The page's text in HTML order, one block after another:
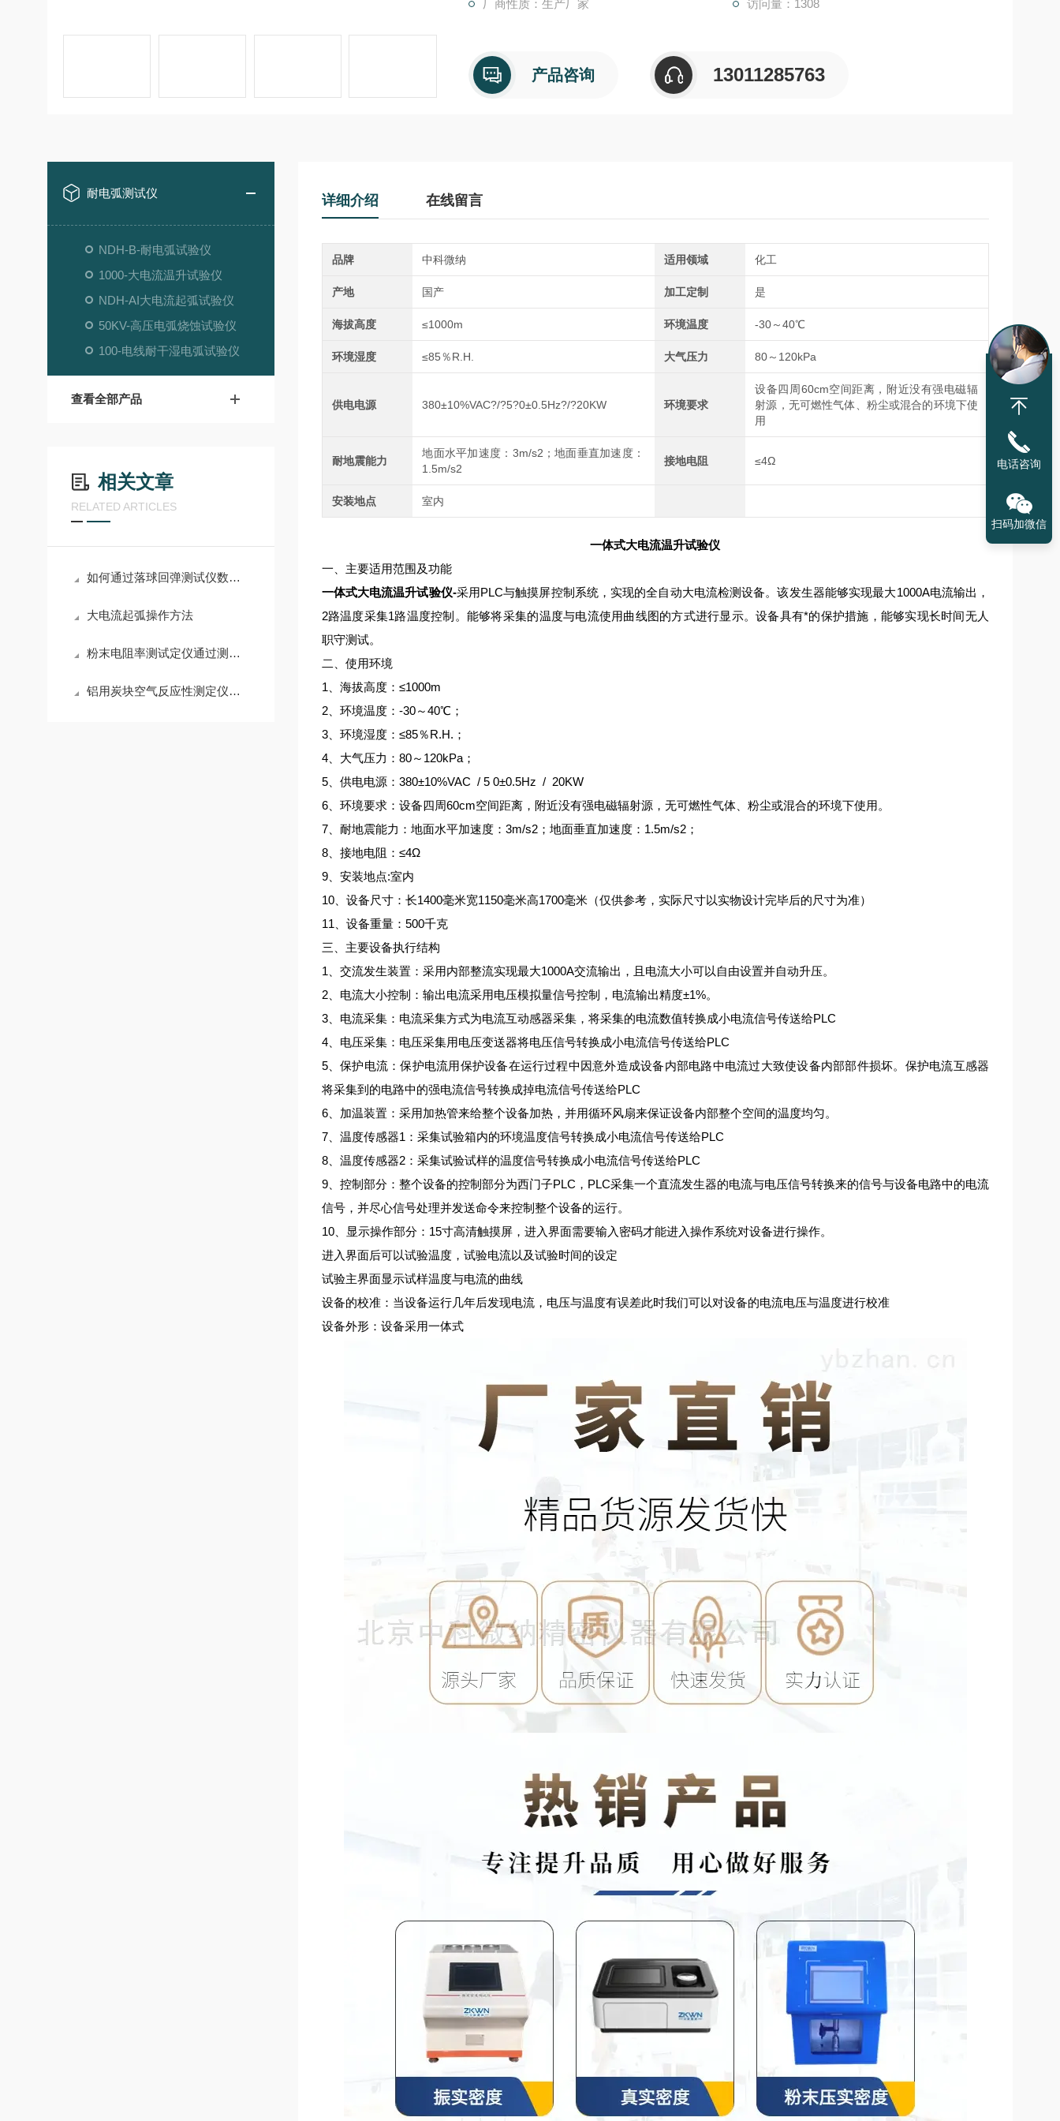
厂商性质：生产厂家 访问量：1308
产品咨询 13011285763
耐电弧测试仪
NDH-B-耐电弧试验仪
1000-大电流温升试验仪
NDH-AI大电流起弧试验仪
50KV-高压电弧烧蚀试验仪
100-电线耐干湿电弧试验仪
查看全部产品
相关文章
RELATED ARTICLES
如何通过落球回弹测试仪数据优化泡沫配方
大电流起弧操作方法
粉末电阻率测试定仪通过测量可以确定其导电性和电磁干扰特性
铝用炭块空气反应性测定仪简介
详细介绍 在线留言
品牌 中科微纳 适用领域 化工
产地 国产 加工定制 是
海拔高度 ≤1000m 环境温度 -30～40℃
环境湿度 ≤85％R.H. 大气压力 80～120kPa
供电电源 380±10%VAC?/?5?0±0.5Hz?/?20KW 环境要求
设备四周60cm空间距离，附近没有强电磁辐
射源，无可燃性气体、粉尘或混合的环境下使
用
耐地震能力
地面水平加速度：3m/s2；地面垂直加速度：
1.5m/s2
接地电阻 ≤4Ω
安装地点 室内
一体式大电流温升试验仪
一、主要适用范围及功能
一体式大电流温升试验仪-采用PLC与触摸屏控制系统，实现的全自动大电流检测设备。该发生器能够实现最大1000A电流输出，
2路温度采集1路温度控制。能够将采集的温度与电流使用曲线图的方式进行显示。设备具有*的保护措施，能够实现长时间无人
职守测试。
二、使用环境
1、海拔高度：≤1000m
2、环境温度：-30～40℃；
3、环境湿度：≤85％R.H.；
4、大气压力：80～120kPa；
5、供电电源：380±10%VAC / 5 0±0.5Hz / 20KW
6、环境要求：设备四周60cm空间距离，附近没有强电磁辐射源，无可燃性气体、粉尘或混合的环境下使用。
7、耐地震能力：地面水平加速度：3m/s2；地面垂直加速度：1.5m/s2；
8、接地电阻：≤4Ω
9、安装地点:室内
10、设备尺寸：长1400毫米宽1150毫米高1700毫米（仅供参考，实际尺寸以实物设计完毕后的尺寸为准）
11、设备重量：500千克
三、主要设备执行结构
1、交流发生装置：采用内部整流实现最大1000A交流输出，且电流大小可以自由设置并自动升压。
2、电流大小控制：输出电流采用电压模拟量信号控制，电流输出精度±1%。
3、电流采集：电流采集方式为电流互动感器采集，将采集的电流数值转换成小电流信号传送给PLC
4、电压采集：电压采集用电压变送器将电压信号转换成小电流信号传送给PLC
5、保护电流：保护电流用保护设备在运行过程中因意外造成设备内部电路中电流过大致使设备内部部件损坏。保护电流互感器
将采集到的电路中的强电流信号转换成掉电流信号传送给PLC
6、加温装置：采用加热管来给整个设备加热，并用循环风扇来保证设备内部整个空间的温度均匀。
7、温度传感器1：采集试验箱内的环境温度信号转换成小电流信号传送给PLC
8、温度传感器2：采集试验试样的温度信号转换成小电流信号传送给PLC
9、控制部分：整个设备的控制部分为西门子PLC，PLC采集一个直流发生器的电流与电压信号转换来的信号与设备电路中的电流
信号，并尽心信号处理并发送命令来控制整个设备的运行。
10、显示操作部分：15寸高清触摸屏，进入界面需要输入密码才能进入操作系统对设备进行操作。
进入界面后可以试验温度，试验电流以及试验时间的设定
试验主界面显示试样温度与电流的曲线
设备的校准：当设备运行几年后发现电流，电压与温度有误差此时我们可以对设备的电流电压与温度进行校准
设备外形：设备采用一体式
电话咨询
扫码加微信